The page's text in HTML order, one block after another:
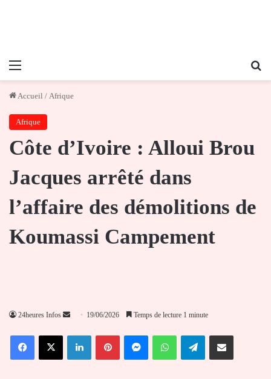
Menu
Accueil / Afrique
Afrique
Côte d’Ivoire : Alloui Brou
Jacques arrêté dans
l’affaire des démolitions de
Koumassi Campement
24heures Infos
Envoyer
courriel
19/06/2026 Temps de lecture 1 minute
FacebookX LinkedinPinterestMessengerWhatsAppTelegramPartager par email